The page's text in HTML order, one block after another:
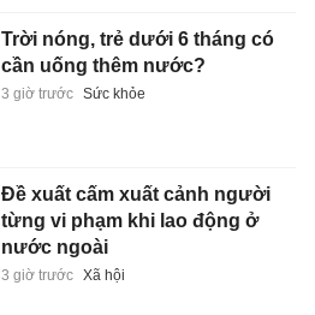
Trời nóng, trẻ dưới 6 tháng có
cần uống thêm nước?
3 giờ trước Sức khỏe
Đề xuất cấm xuất cảnh người
từng vi phạm khi lao động ở
nước ngoài
3 giờ trước Xã hội